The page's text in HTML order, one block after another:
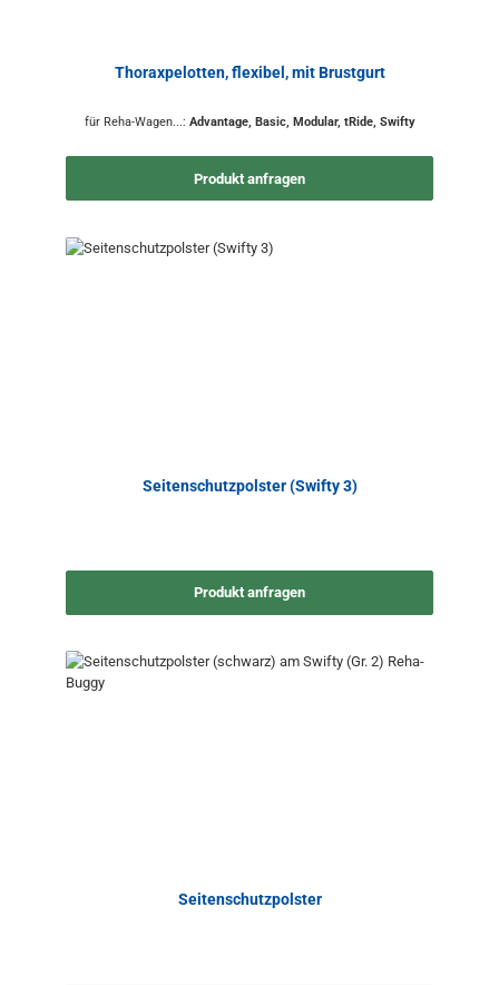
Thoraxpelotten, flexibel, mit Brustgurt
für Reha-Wagen...: Advantage, Basic, Modular, tRide, Swifty
Produkt anfragen
Seitenschutzpolster (Swifty 3)
Produkt anfragen
Seitenschutzpolster